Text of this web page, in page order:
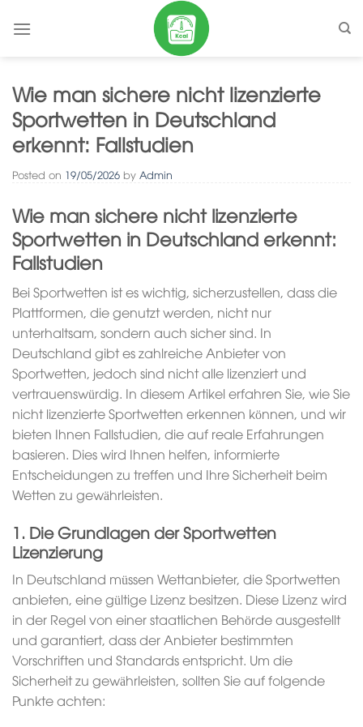
Wie man sichere nicht lizenzierte
Sportwetten in Deutschland
erkennt: Fallstudien
Posted on 19/05/2026 by Admin
Wie man sichere nicht lizenzierte
Sportwetten in Deutschland erkennt:
Fallstudien
Bei Sportwetten ist es wichtig, sicherzustellen, dass die
Plattformen, die genutzt werden, nicht nur
unterhaltsam, sondern auch sicher sind. In
Deutschland gibt es zahlreiche Anbieter von
Sportwetten, jedoch sind nicht alle lizenziert und
vertrauenswürdig. In diesem Artikel erfahren Sie, wie Sie
nicht lizenzierte Sportwetten erkennen können, und wir
bieten Ihnen Fallstudien, die auf reale Erfahrungen
basieren. Dies wird Ihnen helfen, informierte
Entscheidungen zu treffen und Ihre Sicherheit beim
Wetten zu gewährleisten.
1. Die Grundlagen der Sportwetten
Lizenzierung
In Deutschland müssen Wettanbieter, die Sportwetten
anbieten, eine gültige Lizenz besitzen. Diese Lizenz wird
in der Regel von einer staatlichen Behörde ausgestellt
und garantiert, dass der Anbieter bestimmten
Vorschriften und Standards entspricht. Um die
Sicherheit zu gewährleisten, sollten Sie auf folgende
Punkte achten: